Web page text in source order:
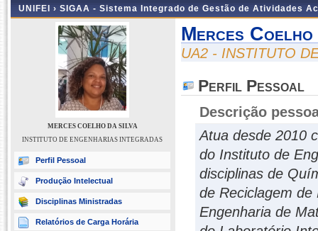
UNIFEI › SIGAA - Sistema Integrado de Gestão de Atividades
MERCES COELHO DA SILVA
INSTITUTO DE ENGENHARIAS INTEGRADAS
Perfil Pessoal
Produção Intelectual
Disciplinas Ministradas
Relatórios de Carga Horária
Merces
UA2 - INSTITUTO
Perfil Pessoal
Descrição
Atua desde 2010
do Instituto de
disciplinas de
de Reciclagem
Engenharia de